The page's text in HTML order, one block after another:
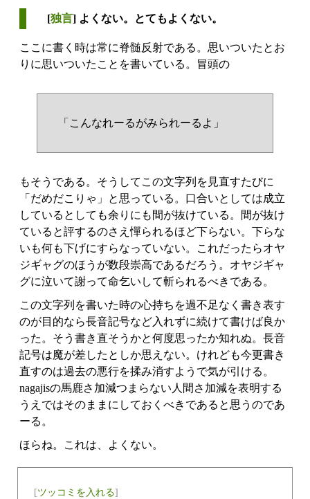
[独言] よくない。とてもよくない。
ここに書く時は常に脊髄反射である。思いついたとお
りに思いついたことを書いている。冒頭の
「こんなれーるがみられーるよ」
もそうである。そうしてこの文字列を見直すたびに
「だめだこりゃ」と思っている。口合いとしては成立
しているとしても余りにも間が抜けている。間が抜け
ていると評するのさえ憚られるほど下らない。下らな
いも何も下げにすらなっていない。これだったらオヤ
ジギャグのほうが数段崇高であるだろう。オヤジギャ
グに泣いて謝って命乞いして斬られるべきである。
この文字列を書いた時の心持ちを過不足なく書き表す
のが目的なら長音記号など入れずに続けて書けば良か
った。そう書き直そうかと何度思ったか知れぬ。長音
記号は魔が差したとしか思えない。けれども今更書き
直すのは過去の悪行を揉み消すようで気が引ける。
nagajisの馬鹿さ加減つまらない人間さ加減を表明する
うえではそのままにしておくべきであると思うのであ
ーる。
ほらね。これは、よくない。
[ツッコミを入れる]